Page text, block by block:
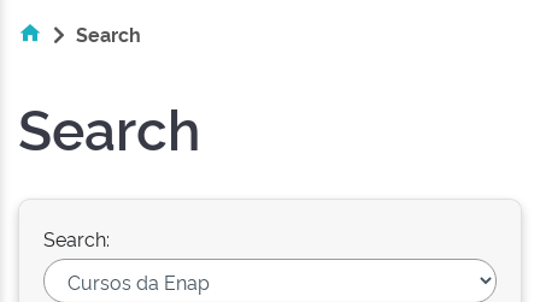
Search
Search
Search: